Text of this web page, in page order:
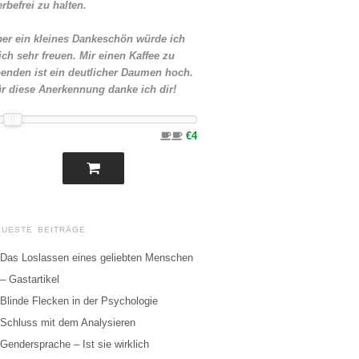
zu halten.
ein kleines Dankeschön würde ich
sehr freuen. Mir einen Kaffee zu
ist ein deutlicher Daumen hoch.
diese Anerkennung danke ich dir!
€4
BEITRÄGE
Das Loslassen eines geliebten Menschen
– Gastartikel
Blinde Flecken in der Psychologie
Schluss mit dem Analysieren
Gendersprache – Ist sie wirklich